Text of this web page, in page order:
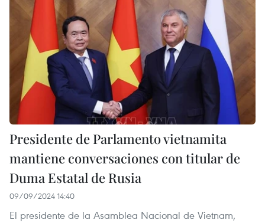
Presidente de Parlamento vietnamita
mantiene conversaciones con titular de
Duma Estatal de Rusia
09/09/2024 14:40
El presidente de la Asamblea Nacional de Vietnam,